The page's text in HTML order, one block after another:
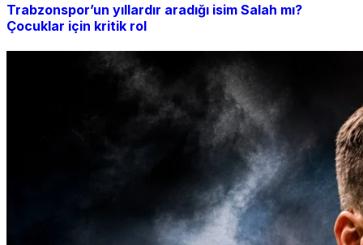
Trabzonspor’un yıllardır aradığı isim Salah mı?
Çocuklar için kritik rol